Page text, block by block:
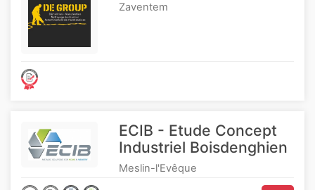
Zaventem
ECIB - Etude Concept
Industriel Boisdenghien
Meslin-l'Evêque